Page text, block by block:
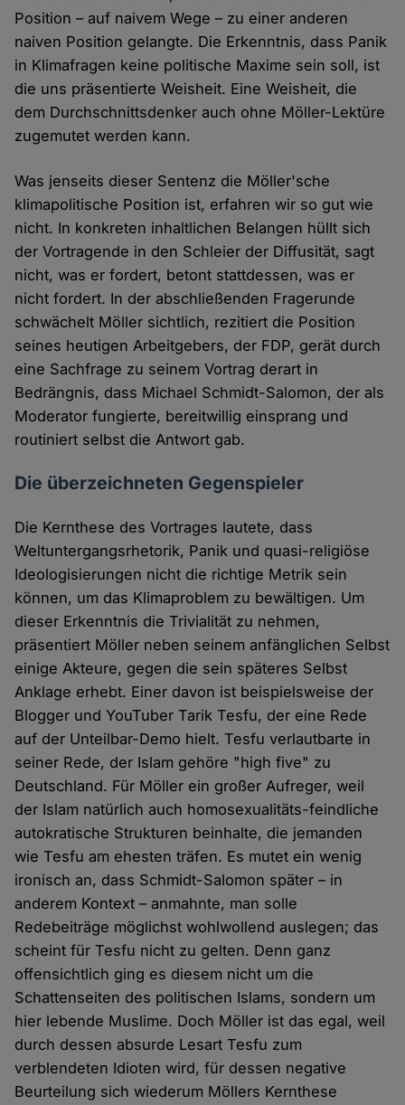
Position – auf naivem Wege – zu einer anderen
naiven Position gelangte. Die Erkenntnis, dass Panik
in Klimafragen keine politische Maxime sein soll, ist
die uns präsentierte Weisheit. Eine Weisheit, die
dem Durchschnittsdenker auch ohne Möller-Lektüre
zugemutet werden kann.
Was jenseits dieser Sentenz die Möller'sche
klimapolitische Position ist, erfahren wir so gut wie
nicht. In konkreten inhaltlichen Belangen hüllt sich
der Vortragende in den Schleier der Diffusität, sagt
nicht, was er fordert, betont stattdessen, was er
nicht fordert. In der abschließenden Fragerunde
schwächelt Möller sichtlich, rezitiert die Position
seines heutigen Arbeitgebers, der FDP, gerät durch
eine Sachfrage zu seinem Vortrag derart in
Bedrängnis, dass Michael Schmidt-Salomon, der als
Moderator fungierte, bereitwillig einsprang und
routiniert selbst die Antwort gab.
Die überzeichneten Gegenspieler
Die Kernthese des Vortrages lautete, dass
Weltuntergangsrhetorik, Panik und quasi-religiöse
Ideologisierungen nicht die richtige Metrik sein
können, um das Klimaproblem zu bewältigen. Um
dieser Erkenntnis die Trivialität zu nehmen,
präsentiert Möller neben seinem anfänglichen Selbst
einige Akteure, gegen die sein späteres Selbst
Anklage erhebt. Einer davon ist beispielsweise der
Blogger und YouTuber Tarik Tesfu, der eine Rede
auf der Unteilbar-Demo hielt. Tesfu verlautbarte in
seiner Rede, der Islam gehöre "high five" zu
Deutschland. Für Möller ein großer Aufreger, weil
der Islam natürlich auch homosexualitäts-feindliche
autokratische Strukturen beinhalte, die jemanden
wie Tesfu am ehesten träfen. Es mutet ein wenig
ironisch an, dass Schmidt-Salomon später – in
anderem Kontext – anmahnte, man solle
Redebeiträge möglichst wohlwollend auslegen; das
scheint für Tesfu nicht zu gelten. Denn ganz
offensichtlich ging es diesem nicht um die
Schattenseiten des politischen Islams, sondern um
hier lebende Muslime. Doch Möller ist das egal, weil
durch dessen absurde Lesart Tesfu zum
verblendeten Idioten wird, für dessen negative
Beurteilung sich wiederum Möllers Kernthese